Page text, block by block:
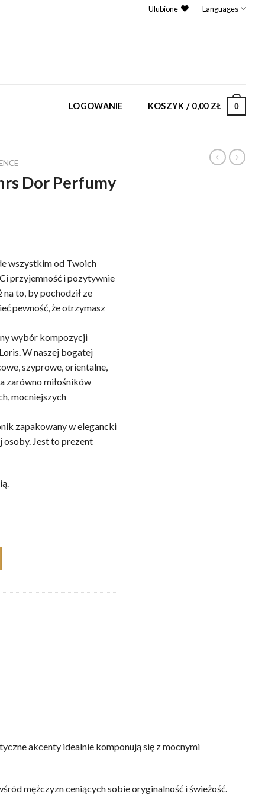
Ulubione Languages
LOGOWANIE KOSZYK / 0,00 ZŁ 0
Dor Perfumy
wszystkim od Twoich
przyjemność i pozytywnie
to, by pochodził ze
pewność, że otrzymasz
wybór kompozycji
W naszej bogatej
szyprowe, orientalne,
zarówno miłośników
mocniejszych
zapakowany w elegancki
osoby. Jest to prezent
akcenty idealnie komponują się z mocnymi
mężczyzn ceniących sobie oryginalność i świeżość.